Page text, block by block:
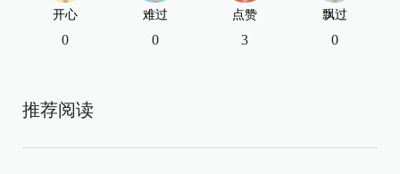
开心
0
难过
0
点赞
3
飘过
0
推荐阅读